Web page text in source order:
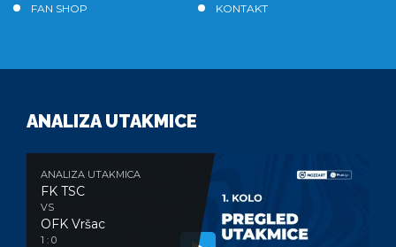
FAN SHOP
KONTAKT
ANALIZA UTAKMICE
ANALIZA UTAKMICA
FK TSC
VS
OFK Vršac
1 : 0